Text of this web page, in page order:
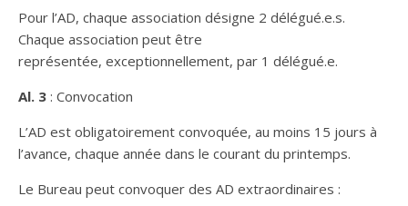
Pour l’AD, chaque association désigne 2 délégué.e.s.
Chaque association peut être
représentée, exceptionnellement, par 1 délégué.e.
Al. 3 : Convocation
L’AD est obligatoirement convoquée, au moins 15 jours à
l’avance, chaque année dans le courant du printemps.
Le Bureau peut convoquer des AD extraordinaires :